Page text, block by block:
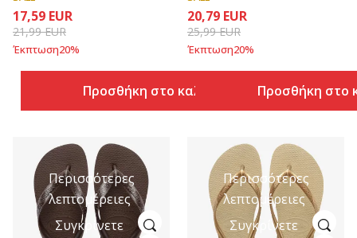
17,59 EUR
21,99EUR
Έκπτωση20%
Προσθήκη στο καλάθι
20,79 EUR
25,99EUR
Έκπτωση20%
Προσθήκη στο
Περισσότερες
λεπτομέρειες
Συγκρίνετε
Περισσότερες
λεπτομέρειες
Συγκρίνετε